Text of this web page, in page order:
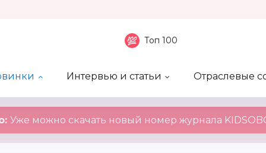
Топ 100
Интервью и статьи
Отраслевые
Уже можно скачать новый номер журнала